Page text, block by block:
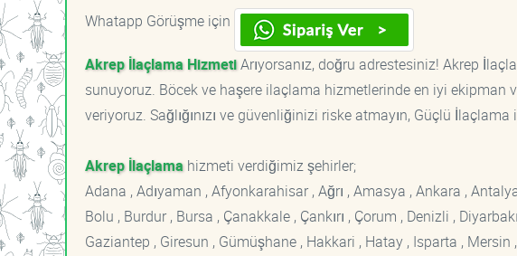
Whatapp Görüşme için
Akrep İlaçlama HizmetiArıyorsanız, doğru adrestesiniz! Akrep
sunuyoruz. Böcek ve haşere ilaçlama hizmetlerinde en iyi
veriyoruz. Sağlığınızı ve güvenliğinizi riske atmayın, Güçlü İlaçlama
Akrep İlaçlama hizmeti verdiğimiz şehirler;
Adana , Adıyaman , Afyonkarahisar , Ağrı , Amasya , Ankara ,
Bolu , Burdur , Bursa , Çanakkale , Çankırı , Çorum , Denizli ,
Gaziantep , Giresun , Gümüşhane , Hakkari , Hatay , Isparta ,